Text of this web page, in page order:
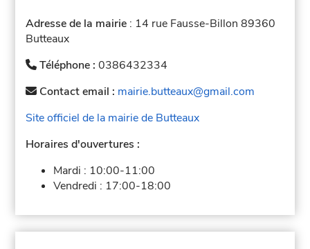
Adresse de la mairie : 14 rue Fausse-Billon 89360
Butteaux
Téléphone :0386432334
Contact email : mairie.butteaux@gmail.com
Site officiel de la mairie de Butteaux
Horaires d'ouvertures :
Mardi : 10:00-11:00
Vendredi : 17:00-18:00